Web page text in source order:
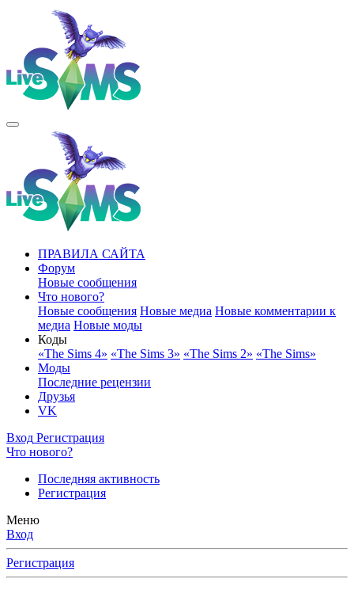
ПРАВИЛА САЙТА
Форум
Новые сообщения
Что нового?
Новые сообщения Новые медиа Новые комментарии к
медиа Новые моды
Коды
«The Sims 4» «The Sims 3» «The Sims 2» «The Sims»
Моды
Последние рецензии
Друзья
VK
Вход Регистрация
Что нового?
Последняя активность
Регистрация
Меню
Вход
Регистрация